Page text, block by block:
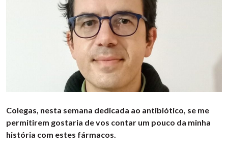
Colegas, nesta semana dedicada ao antibiótico, se me
permitirem gostaria de vos contar um pouco da minha
história com estes fármacos.